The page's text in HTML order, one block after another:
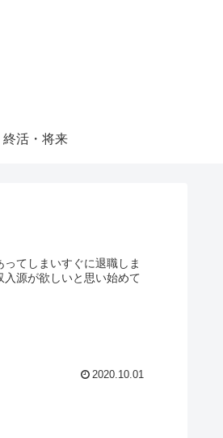
終活・将来
てしまいすぐに退職しま
源が欲しいと思い始めて
2020.10.01